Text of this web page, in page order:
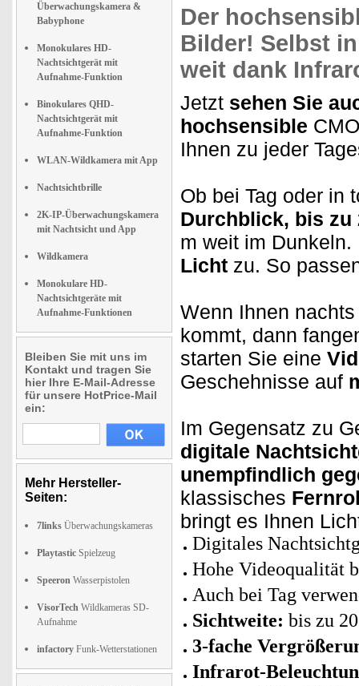
Überwachungskamera &
Babyphone
Monokulares HD-
Nachtsichtgerät mit
Aufnahme-Funktion
Binokulares QHD-
Nachtsichtgerät mit
Aufnahme-Funktion
WLAN-Wildkamera mit App
Nachtsichtbrille
2K-IP-Überwachungskamera
mit Nachtsicht und App
Wildkamera
Monokulare HD-
Nachtsichtgeräte mit
Aufnahme-Funktionen
Bleiben Sie mit uns im
Kontakt und tragen Sie
hier Ihre E-Mail-Adresse
für unsere HotPrice-Mail
ein:
Mehr Hersteller-
Seiten:
7links Überwachungskameras
Playtastic Spielzeug
Speeron Wasserpistolen
VisorTech Wildkameras SD-
Aufnahme
infactory Funk-Wetterstationen
Der
Bilder! Selbst
weit dank
Jetzt sehen Sie
hochsensible
Ihnen zu jeder
Ob bei Tag oder in
Durchblick, bis zu
m weit im
Licht zu. So
Wenn Ihnen
kommt, dann
starten Sie eine
Geschehnisse auf
Im Gegensatz zu
digitale
unempfindlich
klassisches
bringt es Ihnen
Digitales
Hohe Videoqualität
Auch bei Tag
Sichtweite: bis zu
3-fache
Infrarot-